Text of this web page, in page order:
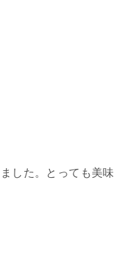
した。とっても美味